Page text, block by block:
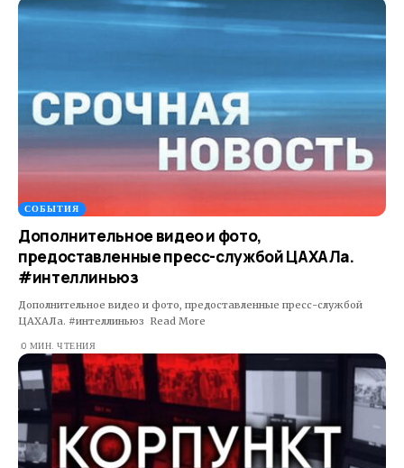
СОБЫТИЯ
Дополнительное видео и фото,
предоставленные пресс-службой ЦАХАЛа.
#интеллиньюз
Дополнительное видео и фото, предоставленные пресс-службой
ЦАХАЛа. #интеллиньюз Read More ​
0 МИН. ЧТЕНИЯ